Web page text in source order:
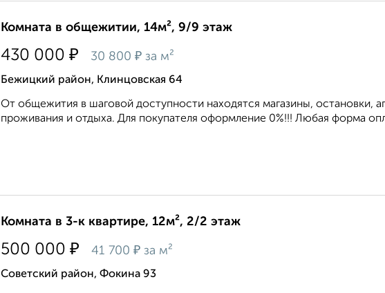
Комната в общежитии, 14м², 9/9 этаж
430 000 ₽ 30 800 ₽ за м²
Бежицкий район, Клинцовская 64
От общежития в шаговой доступности находятся магазины, остановки,
проживания и отдыха. Для покупателя оформление 0%!!! Любая форма
Комната в 3-к квартире, 12м², 2/2 этаж
500 000 ₽ 41 700 ₽ за м²
Советский район, Фокина 93